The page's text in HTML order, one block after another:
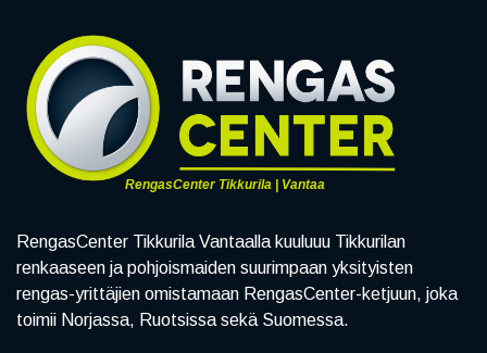
RengasCenter Tikkurila | Vantaa
RengasCenter Tikkurila Vantaalla kuuluuu Tikkurilan
renkaaseen ja pohjoismaiden suurimpaan yksityisten
rengas-yrittäjien omistamaan RengasCenter-ketjuun, joka
toimii Norjassa, Ruotsissa sekä Suomessa.